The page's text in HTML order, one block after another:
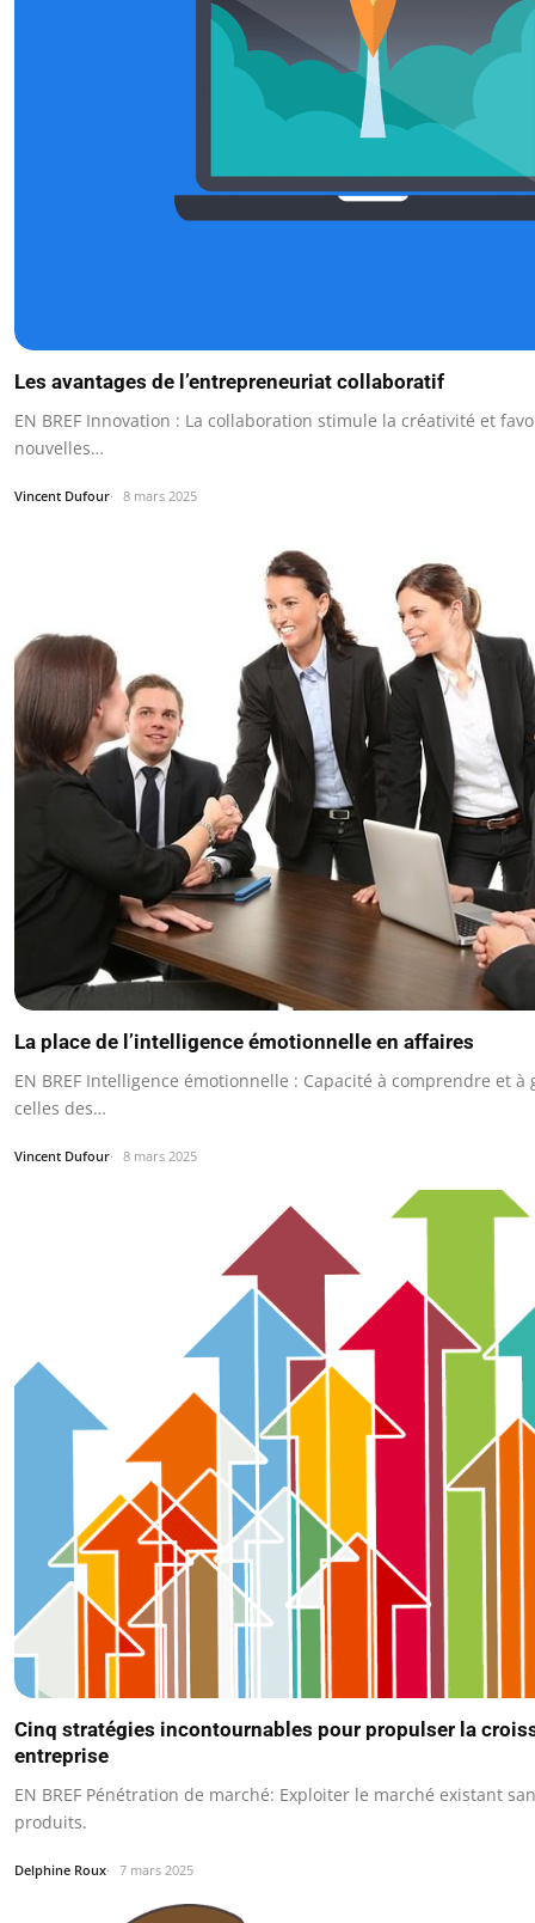
Les avantages de l’entrepreneuriat collaboratif
EN BREF Innovation : La collaboration stimule la créativité et
nouvelles…
Vincent Dufour 8 mars 2025
La place de l’intelligence émotionnelle en affaires
EN BREF Intelligence émotionnelle : Capacité à comprendre et
celles des…
Vincent Dufour 8 mars 2025
Cinq stratégies incontournables pour propulser la
entreprise
EN BREF Pénétration de marché: Exploiter le marché existant
produits.
Delphine Roux 7 mars 2025